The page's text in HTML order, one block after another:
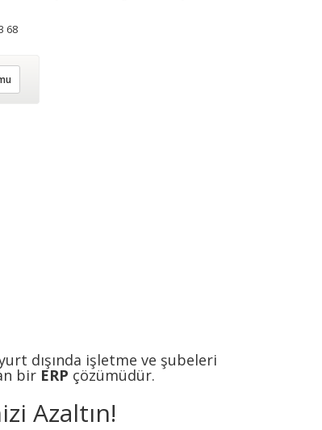
68
dışında işletme ve şubeleri
bir ERP çözümüdür.
Azaltın!